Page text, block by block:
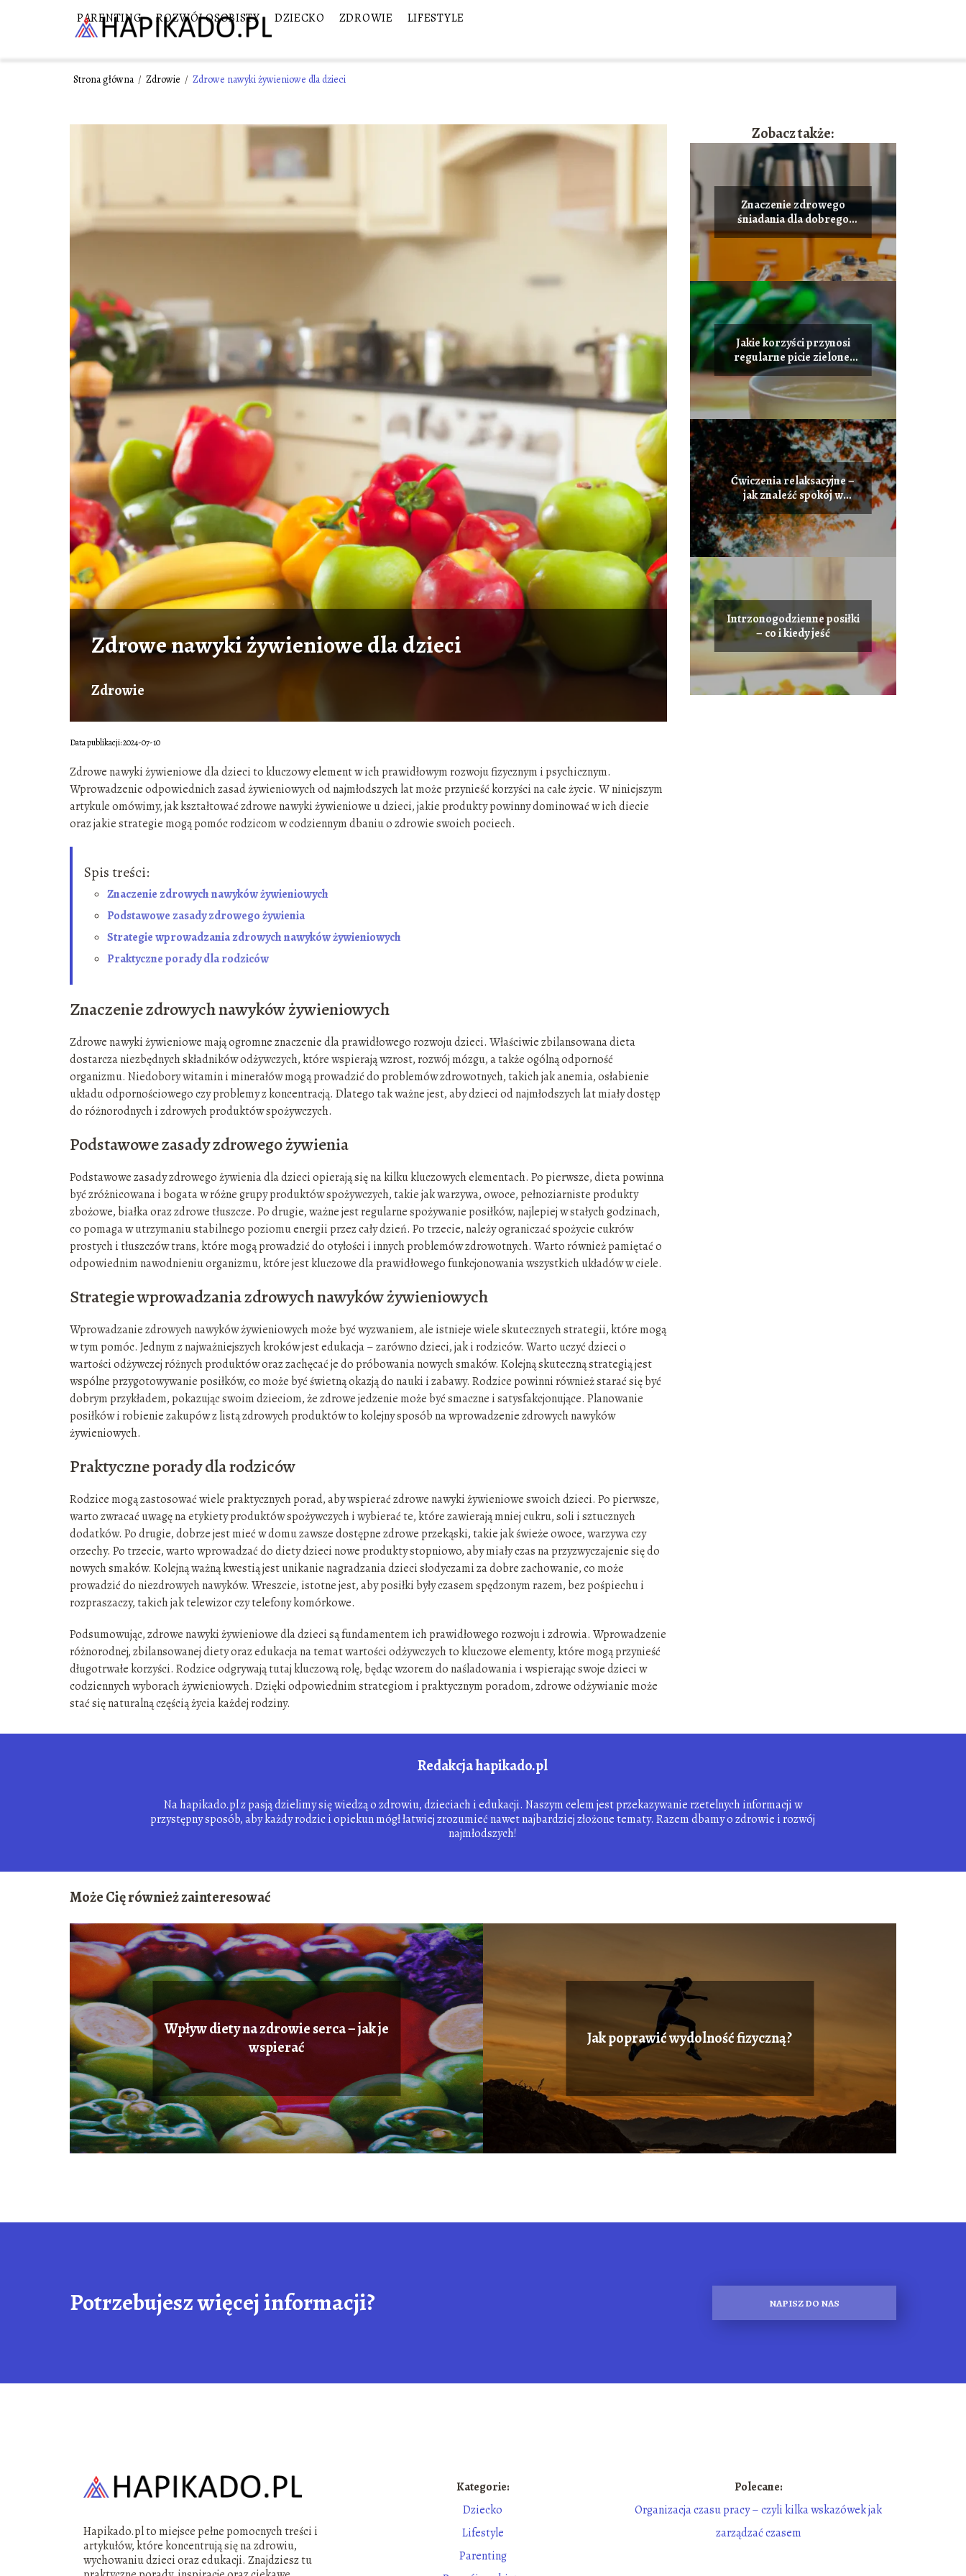
PARENTING ROZWÓJ OSOBISTY DZIECKO ZDROWIE LIFESTYLE
Strona główna / Zdrowie / Zdrowe nawyki żywieniowe dla dzieci
Zdrowe nawyki żywieniowe dla dzieci
Zdrowie
Data publikacji: 2024-07-10
Zdrowe nawyki żywieniowe dla dzieci to kluczowy element w ich prawidłowym rozwoju fizycznym i psychicznym.
Wprowadzenie odpowiednich zasad żywieniowych od najmłodszych lat może przynieść korzyści na całe życie. W niniejszym
artykule omówimy, jak kształtować zdrowe nawyki żywieniowe u dzieci, jakie produkty powinny dominować w ich diecie
oraz jakie strategie mogą pomóc rodzicom w codziennym dbaniu o zdrowie swoich pociech.
Spis treści:
Znaczenie zdrowych nawyków żywieniowych
Podstawowe zasady zdrowego żywienia
Strategie wprowadzania zdrowych nawyków żywieniowych
Praktyczne porady dla rodziców
Znaczenie zdrowych nawyków żywieniowych
Zdrowe nawyki żywieniowe mają ogromne znaczenie dla prawidłowego rozwoju dzieci. Właściwie zbilansowana dieta
dostarcza niezbędnych składników odżywczych, które wspierają wzrost, rozwój mózgu, a także ogólną odporność
organizmu. Niedobory witamin i minerałów mogą prowadzić do problemów zdrowotnych, takich jak anemia, osłabienie
układu odpornościowego czy problemy z koncentracją. Dlatego tak ważne jest, aby dzieci od najmłodszych lat miały dostęp
do różnorodnych i zdrowych produktów spożywczych.
Podstawowe zasady zdrowego żywienia
Podstawowe zasady zdrowego żywienia dla dzieci opierają się na kilku kluczowych elementach. Po pierwsze, dieta powinna
być zróżnicowana i bogata w różne grupy produktów spożywczych, takie jak warzywa, owoce, pełnoziarniste produkty
zbożowe, białka oraz zdrowe tłuszcze. Po drugie, ważne jest regularne spożywanie posiłków, najlepiej w stałych godzinach,
co pomaga w utrzymaniu stabilnego poziomu energii przez cały dzień. Po trzecie, należy ograniczać spożycie cukrów
prostych i tłuszczów trans, które mogą prowadzić do otyłości i innych problemów zdrowotnych. Warto również pamiętać o
odpowiednim nawodnieniu organizmu, które jest kluczowe dla prawidłowego funkcjonowania wszystkich układów w ciele.
Strategie wprowadzania zdrowych nawyków żywieniowych
Wprowadzanie zdrowych nawyków żywieniowych może być wyzwaniem, ale istnieje wiele skutecznych strategii, które mogą
w tym pomóc. Jednym z najważniejszych kroków jest edukacja – zarówno dzieci, jak i rodziców. Warto uczyć dzieci o
wartości odżywczej różnych produktów oraz zachęcać je do próbowania nowych smaków. Kolejną skuteczną strategią jest
wspólne przygotowywanie posiłków, co może być świetną okazją do nauki i zabawy. Rodzice powinni również starać się być
dobrym przykładem, pokazując swoim dzieciom, że zdrowe jedzenie może być smaczne i satysfakcjonujące. Planowanie
posiłków i robienie zakupów z listą zdrowych produktów to kolejny sposób na wprowadzenie zdrowych nawyków
żywieniowych.
Praktyczne porady dla rodziców
Rodzice mogą zastosować wiele praktycznych porad, aby wspierać zdrowe nawyki żywieniowe swoich dzieci. Po pierwsze,
warto zwracać uwagę na etykiety produktów spożywczych i wybierać te, które zawierają mniej cukru, soli i sztucznych
dodatków. Po drugie, dobrze jest mieć w domu zawsze dostępne zdrowe przekąski, takie jak świeże owoce, warzywa czy
orzechy. Po trzecie, warto wprowadzać do diety dzieci nowe produkty stopniowo, aby miały czas na przyzwyczajenie się do
nowych smaków. Kolejną ważną kwestią jest unikanie nagradzania dzieci słodyczami za dobre zachowanie, co może
prowadzić do niezdrowych nawyków. Wreszcie, istotne jest, aby posiłki były czasem spędzonym razem, bez pośpiechu i
rozpraszaczy, takich jak telewizor czy telefony komórkowe.
Podsumowując, zdrowe nawyki żywieniowe dla dzieci są fundamentem ich prawidłowego rozwoju i zdrowia. Wprowadzenie
różnorodnej, zbilansowanej diety oraz edukacja na temat wartości odżywczych to kluczowe elementy, które mogą przynieść
długotrwałe korzyści. Rodzice odgrywają tutaj kluczową rolę, będąc wzorem do naśladowania i wspierając swoje dzieci w
codziennych wyborach żywieniowych. Dzięki odpowiednim strategiom i praktycznym poradom, zdrowe odżywianie może
stać się naturalną częścią życia każdej rodziny.
Zobacz także:
Znaczenie zdrowego
śniadania dla dobrego
startu dnia
Jakie korzyści przynosi
regularne picie zielonej
herbaty
Ćwiczenia relaksacyjne –
jak znaleźć spokój w
codziennym życiu
Intrzonogodzienne posiłki
– co i kiedy jeść
Redakcja hapikado.pl
Na hapikado.pl z pasją dzielimy się wiedzą o zdrowiu, dzieciach i edukacji. Naszym celem jest przekazywanie rzetelnych informacji w
przystępny sposób, aby każdy rodzic i opiekun mógł łatwiej zrozumieć nawet najbardziej złożone tematy. Razem dbamy o zdrowie i rozwój
najmłodszych!
Może Cię również zainteresować
Wpływ diety na zdrowie serca – jak je
wspierać
Jak poprawić wydolność fizyczną?
Potrzebujesz więcej informacji? NAPISZ DO NAS
Hapikado.pl to miejsce pełne pomocnych treści i
artykułów, które koncentrują się na zdrowiu,
wychowaniu dzieci oraz edukacji. Znajdziesz tu
Kategorie:
Dziecko
Lifestyle
Parenting
Polecane:
Organizacja czasu pracy – czyli kilka wskazówek jak
zarządzać czasem